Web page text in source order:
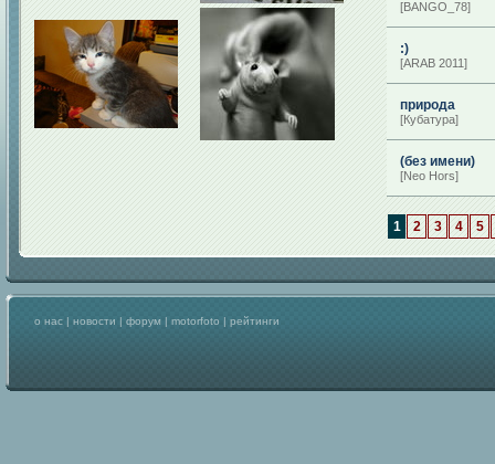
[BANGO_78]
:)
[ARAB 2011]
природа
[Кубатура]
(без имени)
[Neo Hors]
1 2 3 4 5
о нас | новости | форум | motorfoto | рейтинги